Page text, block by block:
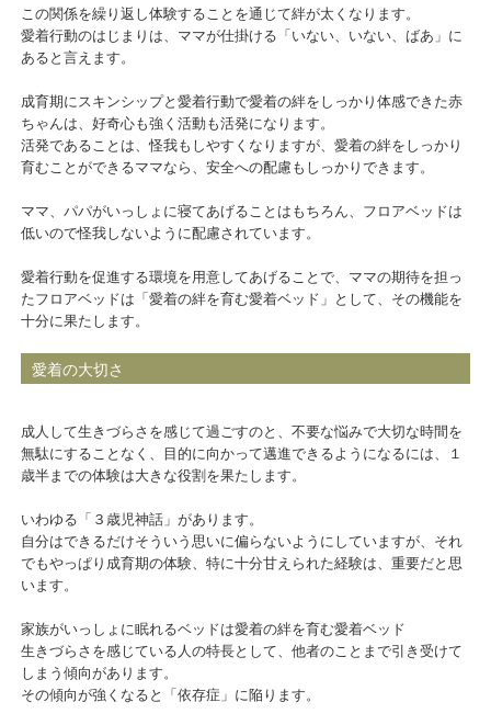
この関係を繰り返し体験することを通じて絆が太くなります。
愛着行動のはじまりは、ママが仕掛ける「いない、いない、ばあ」に
あると言えます。
成育期にスキンシップと愛着行動で愛着の絆をしっかり体感できた赤
ちゃんは、好奇心も強く活動も活発になります。
活発であることは、怪我もしやすくなりますが、愛着の絆をしっかり
育むことができるママなら、安全への配慮もしっかりできます。
ママ、パパがいっしょに寝てあげることはもちろん、フロアベッドは
低いので怪我しないように配慮されています。
愛着行動を促進する環境を用意してあげることで、ママの期待を担っ
たフロアベッドは「愛着の絆を育む愛着ベッド」として、その機能を
十分に果たします。
愛着の大切さ
成人して生きづらさを感じて過ごすのと、不要な悩みで大切な時間を
無駄にすることなく、目的に向かって邁進できるようになるには、１
歳半までの体験は大きな役割を果たします。
いわゆる「３歳児神話」があります。
自分はできるだけそういう思いに偏らないようにしていますが、それ
でもやっぱり成育期の体験、特に十分甘えられた経験は、重要だと思
います。
家族がいっしょに眠れるベッドは愛着の絆を育む愛着ベッド
生きづらさを感じている人の特長として、他者のことまで引き受けて
しまう傾向があります。
その傾向が強くなると「依存症」に陥ります。